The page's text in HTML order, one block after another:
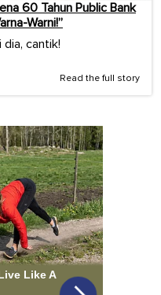
60 Tahun Public Bank
Warni!”
dia, cantik!
Read the full story